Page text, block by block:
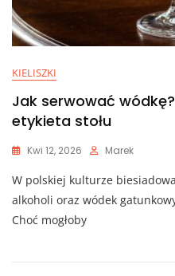
KIELISZKI
Jak serwować
etykieta stołu
Kwi 12, 2026 Marek
W polskiej kulturze
alkoholi oraz wódek
Choć mogłoby